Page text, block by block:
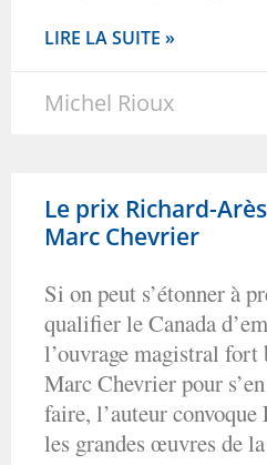
LIRE LA SUITE »
Michel Rioux
Le prix Richard-
Marc Chevrier
Si on peut s’étonner à
qualifier le Canada
l’ouvrage magistral fort
Marc Chevrier pour
faire, l’auteur
les grandes œuvres de